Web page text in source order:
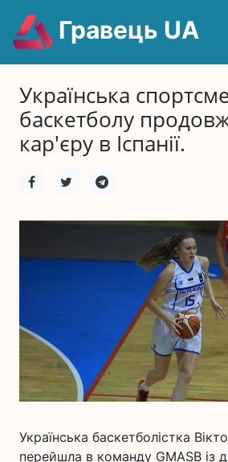
Гравець UA
Українська
баскетболу
кар'єру в Іспанії.
Українська баскетболістка
перейшла в команду GMASB із